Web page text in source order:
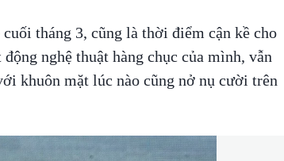
tháng 3, cũng là thời điểm cận kề cho
nghệ thuật hàng chục của mình, vẫn
khuôn mặt lúc nào cũng nở nụ cười trên